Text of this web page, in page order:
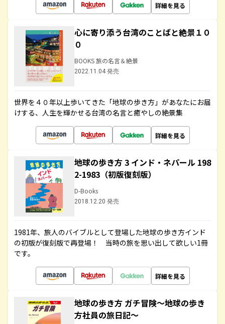
詳細を見る
心に寄り添う台湾のことばと絶景１０
０
BOOKS 旅の名言＆絶景
2022.11.04 発売
世界を４０年以上歩いてきた「地球の歩き方」があなたにお届
けする、人生を輝かせる台湾の名言と癒やしの絶景集
詳細を見る
地球の歩き方 3 インド・ネパール 198
2-1983（初版復刻版）
D-Books
2018.12.20 発売
1981年、旅人のバイブルとして登場した地球の歩き方インド
の初版が復刻版で再登場！ 当時の旅を思い出して欲しい1冊
です。
詳細を見る
地球の歩き方 ガチ冒険～地球の歩き
方社員の旅日記～